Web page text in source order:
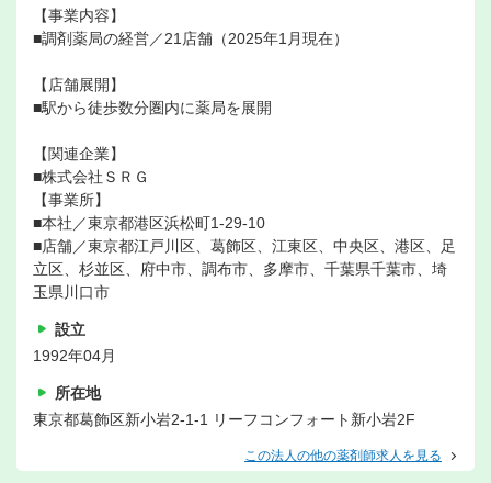
【事業内容】
■調剤薬局の経営／21店舗（2025年1月現在）
【店舗展開】
■駅から徒歩数分圏内に薬局を展開
【関連企業】
■株式会社ＳＲＧ
【事業所】
■本社／東京都港区浜松町1-29-10
■店舗／東京都江戸川区、葛飾区、江東区、中央区、港区、足
立区、杉並区、府中市、調布市、多摩市、千葉県千葉市、埼
玉県川口市
設立
1992年04月
所在地
東京都葛飾区新小岩2-1-1 リーフコンフォート新小岩2F
この法人の他の薬剤師求人を見る